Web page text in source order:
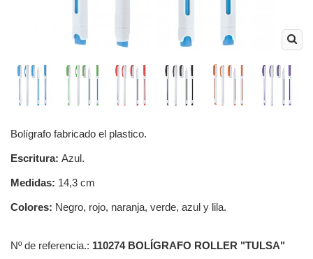
Bolígrafo fabricado el plastico.
Escritura: Azul.
Medidas: 14,3 cm
Colores: Negro, rojo, naranja, verde, azul y lila.
Nº de referencia.: 110274 BOLÍGRAFO ROLLER "TULSA"